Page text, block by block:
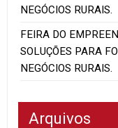
NEGÓCIOS RURAIS.
FEIRA DO
SOLUÇÕES PARA
NEGÓCIOS RURAIS.
Arquivos